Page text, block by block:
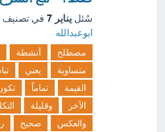
سُئل يناير 7 في تصنيف
ابوعبدالله
مصطلح أنشطة
متساوية
يعني
القيمة
تماماً
الآخر
وقليلة
والعكس
صحيح